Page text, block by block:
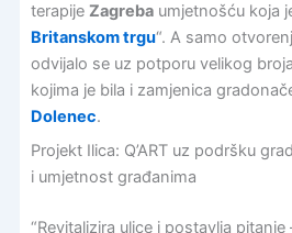
terapije Zagrebaumjetnošću koja
Britanskom trgu“. A samo
odvijalo se uz potporu velikog
kojima je bila i zamjenica
Dolenec.
Projekt Ilica: Q’ART uz podršku
i umjetnost građanima
“Revitalizira ulice i postavlja